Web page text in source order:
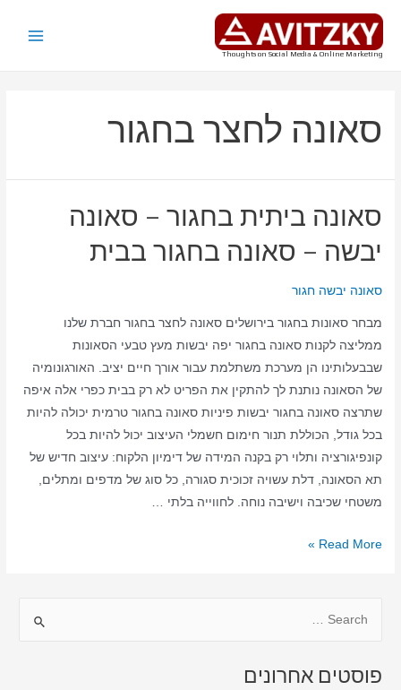
דילוג
לתוכן
Thoughts on Social Media & Online Marketing
סאונה לחצר בחגור
סאונה ביתית בחגור – סאונה
יבשה – סאונה בחגור בבית
סאונה יבשה חגור
מבחר סאונות בחגור בירושלים סאונה לחצר בחגור חברת שלנו
ממליצה לקנות סאונה בחגור יפה יבשות מעץ טבעי הסאונות
שבבעלותינו הן מערכת משתלמת עבור אורך חיים יציב. האורגונומיה
של הסאונה נותנת לך להתקין את הפריט לא רק בבית כפרי אלה איפה
שתרצה סאונה בחגור יבשות פיניות סאונה בחגור טרמית יכולה להיות
בכל גודל, הכוללת תנור חימום חשמלי העיצוב יכול להיות בכל
קונפיגורציה ותלוי רק בקנה המידה של דימיון הלקוח: עיצוב חדיש של
תא הסאונה, דלת עשויה זכוכית סגורה, כל סוג של מדפים ומתלים,
משטחי שכיבה וישיבה נוחה. לחווייה בלתי …
סאונה
–
Read More »
rפוסטים אחרונים